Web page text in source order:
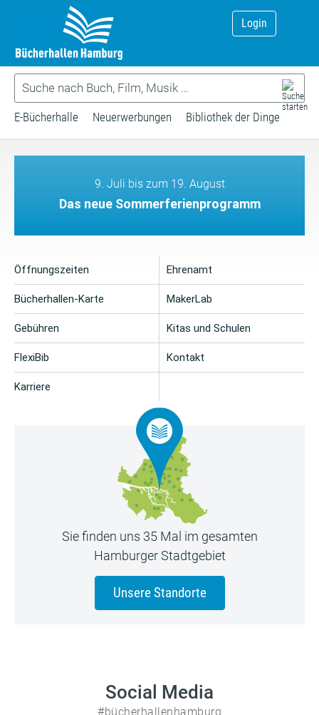
Login
E-Bücherhalle Neuerwerbungen Bibliothek der Dinge
9. Juli bis zum 19. August
Das neue Sommerferienprogramm
Öffnungszeiten
Bücherhallen-Karte
Gebühren
FlexiBib
Karriere
Ehrenamt
MakerLab
Kitas und Schulen
Kontakt
Sie finden uns 35 Mal im gesamten
Hamburger Stadtgebiet
Unsere Standorte
Social Media
#bücherhallenhamburg